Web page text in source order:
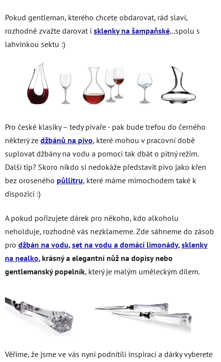
Pokud gentleman, kterého chcete obdarovat, rád slaví,
rozhodně zvažte darovat i sklenky na šampaňské...spolu s
lahvinkou sektu :)
Pro české klasiky – tedy pivaře - pak bude trefou do černého
některý ze džbánů na pivo, které mohou v pracovní době
suplovat džbány na vodu a pomoci tak dbát o pitný režim.
Další tip? Skoro nikdo si nedokáže představit pivo jako křen
bez oroseného půllitru, které máme mimochodem také k
dispozici :)
A pokud pořizujete dárek pro někoho, kdo alkoholu
neholduje, rozhodně vás nezklameme. Zde sáhneme do zásob
pro džbán na vodu, set na vodu a domácí limonády, sklenky
na nealko, krásný a elegantní nůž na dopisy nebo
gentlemanský popelník, který je malým uměleckým dílem.
Věříme, že jsme ve vás nyní podnítíli inspiraci a dárky vyberete